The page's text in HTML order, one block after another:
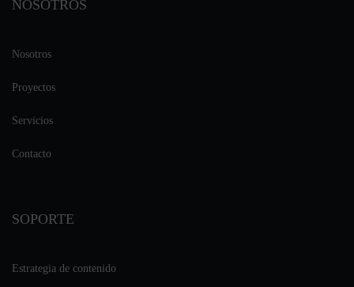
NOSOTROS
Nosotros
Proyectos
Servicios
Contacto
SOPORTE
Estrategia de contenido